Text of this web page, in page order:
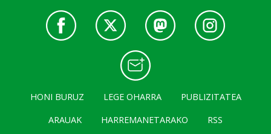
HONI BURUZ LEGE OHARRA
PUBLIZITATEA
ARAUAK
HARREMANETARAKO RSS